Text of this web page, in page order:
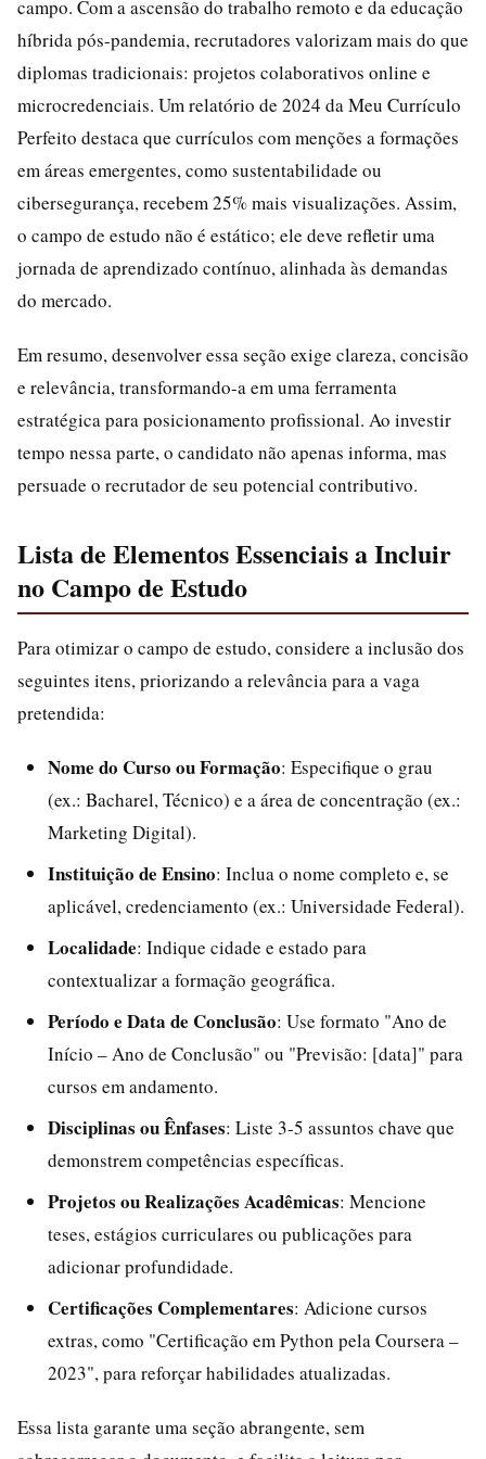
campo. Com a ascensão do trabalho remoto e da educação
híbrida pós-pandemia, recrutadores valorizam mais do que
diplomas tradicionais: projetos colaborativos online e
microcredenciais. Um relatório de 2024 da Meu Currículo
Perfeito destaca que currículos com menções a formações
em áreas emergentes, como sustentabilidade ou
cibersegurança, recebem 25% mais visualizações. Assim,
o campo de estudo não é estático; ele deve refletir uma
jornada de aprendizado contínuo, alinhada às demandas
do mercado.
Em resumo, desenvolver essa seção exige clareza, concisão
e relevância, transformando-a em uma ferramenta
estratégica para posicionamento profissional. Ao investir
tempo nessa parte, o candidato não apenas informa, mas
persuade o recrutador de seu potencial contributivo.
Lista de Elementos Essenciais a Incluir
no Campo de Estudo
Para otimizar o campo de estudo, considere a inclusão dos
seguintes itens, priorizando a relevância para a vaga
pretendida:
Nome do Curso ou Formação: Especifique o grau
(ex.: Bacharel, Técnico) e a área de concentração (ex.:
Marketing Digital).
Instituição de Ensino: Inclua o nome completo e, se
aplicável, credenciamento (ex.: Universidade Federal).
Localidade: Indique cidade e estado para
contextualizar a formação geográfica.
Período e Data de Conclusão: Use formato "Ano de
Início – Ano de Conclusão" ou "Previsão: [data]" para
cursos em andamento.
Disciplinas ou Ênfases: Liste 3-5 assuntos chave que
demonstrem competências específicas.
Projetos ou Realizações Acadêmicas: Mencione
teses, estágios curriculares ou publicações para
adicionar profundidade.
Certificações Complementares: Adicione cursos
extras, como "Certificação em Python pela Coursera –
2023", para reforçar habilidades atualizadas.
Essa lista garante uma seção abrangente, sem